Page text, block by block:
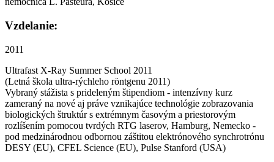
Vzdelanie:
2011
Ultrafast X-Ray Summer School 2011
(Letná škola ultra-rýchleho röntgenu 2011)
Vybraný stážista s prideleným štipendiom - intenzívny kurz
zameraný na nové aj práve vznikajúce technológie zobrazovania
biologických štruktúr s extrémnym časovým a priestorovým
rozlíšením pomocou tvrdých RTG laserov, Hamburg, Nemecko -
pod medzinárodnou odbornou záštitou elektrónového synchrotrónu
DESY (EU), CFEL Science (EU), Pulse Stanford (USA)